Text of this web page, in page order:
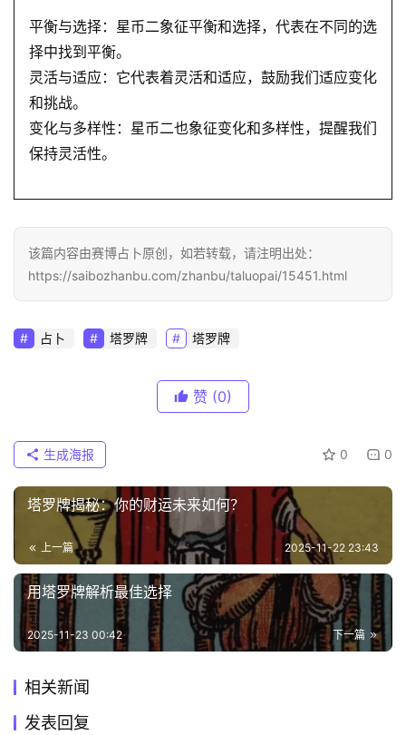
平衡与选择：星币二象征平衡和选择，代表在不同的选
择中找到平衡。
灵活与适应：它代表着灵活和适应，鼓励我们适应变化
和挑战。
变化与多样性：星币二也象征变化和多样性，提醒我们
保持灵活性。
该篇内容由赛博占卜原创，如若转载，请注明出处：
https://saibozhanbu.com/zhanbu/taluopai/15451.html
占卜 塔罗牌 塔罗牌
赞 (0)
0 0
生成海报
塔罗牌揭秘：你的财运未来如何？
上一篇 2025-11-22 23:43
用塔罗牌解析最佳选择
下一篇
2025-11-23 00:42
相关新闻
发表回复